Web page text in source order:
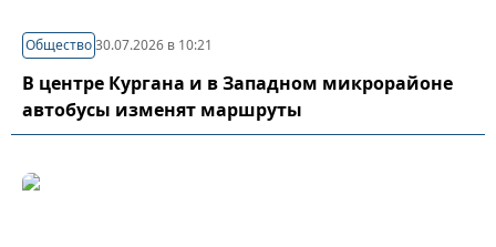
Общество30.07.2026 в 10:21
В центре Кургана и в Западном микрорайоне
автобусы изменят маршруты